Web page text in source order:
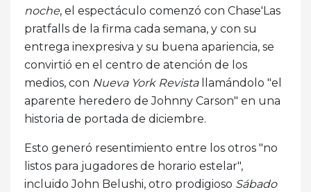
noche, el espectáculo comenzó con Chase'Las
pratfalls de la firma cada semana, y con su
entrega inexpresiva y su buena apariencia, se
convirtió en el centro de atención de los
medios, con Nueva York Revistallamándolo "el
aparente heredero de Johnny Carson" en una
historia de portada de diciembre.
Esto generó resentimiento entre los otros "no
listos para jugadores de horario estelar",
incluido John Belushi, otro prodigioso Sábado